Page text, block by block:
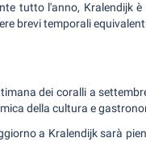
tutto l'anno, Kralendijk
brevi temporali
dei coralli a
della cultura e
a Kralendijk sarà